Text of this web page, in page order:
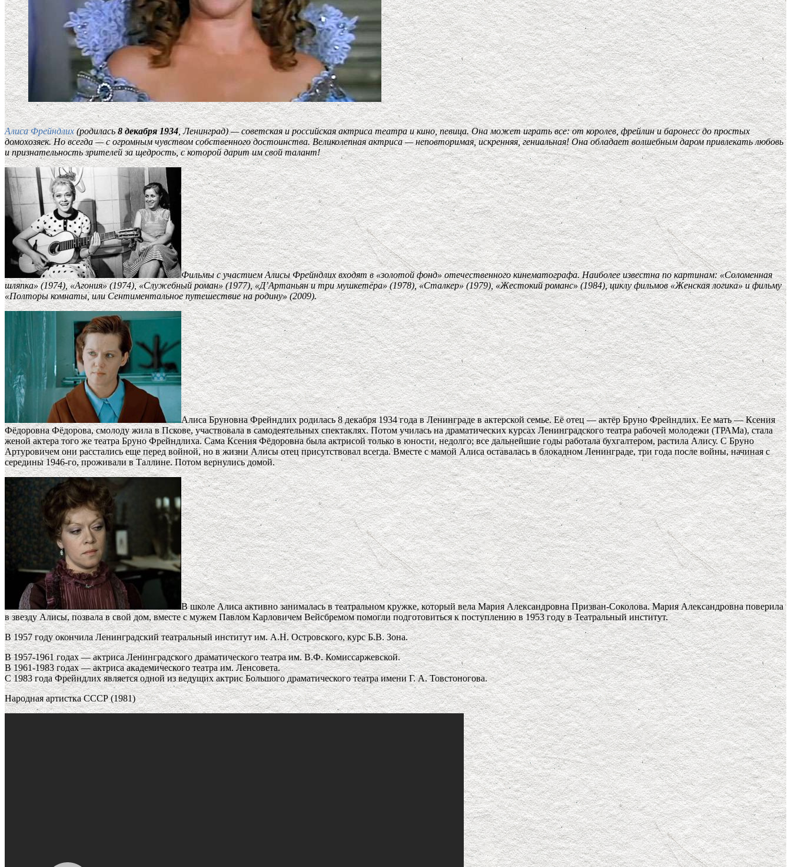
Алиса Фрейндлих (родилась8 декабря 1934, Ленинград) — советская и российская актриса театра и кино, певица. Она может играть все: от королев, фрейлин и баронесс до простых
домохозяек. Но всегда — с огромным чувством собственного достоинства. Великолепная актриса — неповторимая, искренняя, гениальная! Она обладает волшебным даром привлекать любовь
и признательность зрителей за щедрость, с которой дарит им свой талант!
Фильмы с участием Алисы Фрейндлих входят в «золотой фонд» отечественного кинематографа. Наиболее известна по картинам: «Соломенная
шляпка» (1974), «Агония» (1974), «Служебный роман» (1977), «Д’Артаньян и три мушкетёра» (1978), «Сталкер» (1979), «Жестокий романс» (1984), циклу фильмов «Женская логика» и фильму
«Полторы комнаты, или Сентиментальное путешествие на родину» (2009).
Алиса Бруновна Фрейндлих родилась 8 декабря 1934 года в Ленинграде в актерской семье. Её отец — актёр Бруно Фрейндлих. Ее мать — Ксения
Фёдоровна Фёдорова, смолоду жила в Пскове, участвовала в самодеятельных спектаклях. Потом училась на драматических курсах Ленинградского театра рабочей молодежи (ТРАМа), стала
женой актера того же театра Бруно Фрейндлиха. Сама Ксения Фёдоровна была актрисой только в юности, недолго; все дальнейшие годы работала бухгалтером, растила Алису. С Бруно
Артуровичем они расстались еще перед войной, но в жизни Алисы отец присутствовал всегда. Вместе с мамой Алиса оставалась в блокадном Ленинграде, три года после войны, начиная с
середины 1946-го, проживали в Таллине. Потом вернулись домой.
В школе Алиса активно занималась в театральном кружке, который вела Мария Александровна Призван-Соколова. Мария Александровна поверила
в звезду Алисы, позвала в свой дом, вместе с мужем Павлом Карловичем Вейсбремом помогли подготовиться к поступлению в 1953 году в Театральный институт.
В 1957 году окончила Ленинградский театральный институт им. А.Н. Островского, курс Б.В. Зона.
В 1957-1961 годах — актриса Ленинградского драматического театра им. В.Ф. Комиссаржевской.
В 1961-1983 годах — актриса академического театра им. Ленсовета.
С 1983 года Фрейндлих является одной из ведущих актрис Большого драматического театра имени Г. А. Товстоногова.
Народная артистка СССР (1981)